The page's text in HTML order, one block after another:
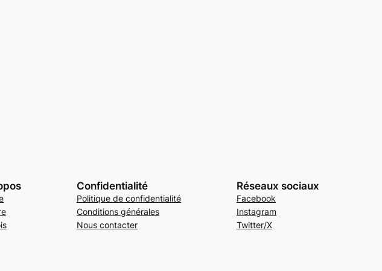
Confidentialité
Politique de confidentialité
Conditions générales
Nous contacter
Réseaux sociaux
Facebook
Instagram
Twitter/X